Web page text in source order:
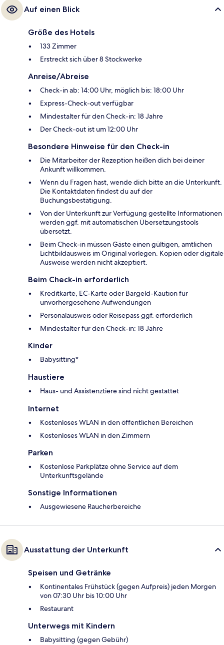
Auf einen Blick
Größe des Hotels
133 Zimmer
Erstreckt sich über 8 Stockwerke
Anreise/Abreise
Check-in ab: 14:00 Uhr, möglich bis: 18:00 Uhr
Express-Check-out verfügbar
Mindestalter für den Check-in: 18 Jahre
Der Check-out ist um 12:00 Uhr
Besondere Hinweise für den Check-in
Die Mitarbeiter der Rezeption heißen dich bei deiner
Ankunft willkommen.
Wenn du Fragen hast, wende dich bitte an die Unterkunft.
Die Kontaktdaten findest du auf der
Buchungsbestätigung.
Von der Unterkunft zur Verfügung gestellte Informationen
werden ggf. mit automatischen Übersetzungstools
übersetzt.
Beim Check-in müssen Gäste einen gültigen, amtlichen
Lichtbildausweis im Original vorlegen. Kopien oder digitale
Ausweise werden nicht akzeptiert.
Beim Check-in erforderlich
Kreditkarte, EC-Karte oder Bargeld-Kaution für
unvorhergesehene Aufwendungen
Personalausweis oder Reisepass ggf. erforderlich
Mindestalter für den Check-in: 18 Jahre
Kinder
Babysitting*
Haustiere
Haus- und Assistenztiere sind nicht gestattet
Internet
Kostenloses WLAN in den öffentlichen Bereichen
Kostenloses WLAN in den Zimmern
Parken
Kostenlose Parkplätze ohne Service auf dem
Unterkunftsgelände
Sonstige Informationen
Ausgewiesene Raucherbereiche
Ausstattung der Unterkunft
Speisen und Getränke
Kontinentales Frühstück (gegen Aufpreis) jeden Morgen
von 07:30 Uhr bis 10:00 Uhr
Restaurant
Unterwegs mit Kindern
Babysitting (gegen Gebühr)